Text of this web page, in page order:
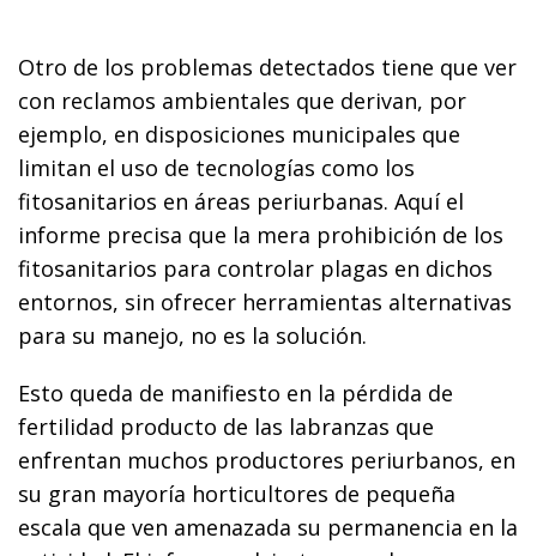
Otro de los problemas detectados tiene que ver
con reclamos ambientales que derivan, por
ejemplo, en disposiciones municipales que
limitan el uso de tecnologías como los
fitosanitarios en áreas periurbanas. Aquí el
informe precisa que la mera prohibición de los
fitosanitarios para controlar plagas en dichos
entornos, sin ofrecer herramientas alternativas
para su manejo, no es la solución.
Esto queda de manifiesto en la pérdida de
fertilidad producto de las labranzas que
enfrentan muchos productores periurbanos, en
su gran mayoría horticultores de pequeña
escala que ven amenazada su permanencia en la